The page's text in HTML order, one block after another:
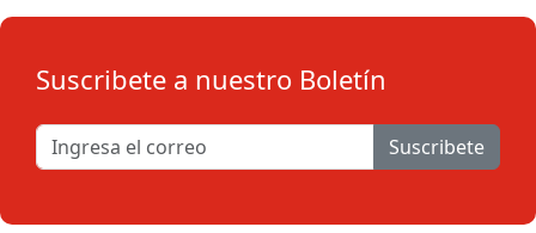
Suscribete a nuestro Boletín
Suscribete